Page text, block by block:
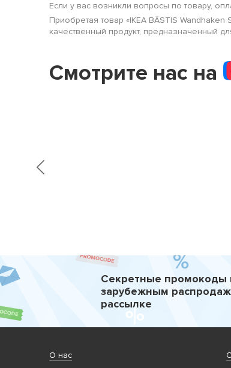
Если у вас возникли вопросы по товару,
Приобретая товар «IKEA BÄSTIS
качественный продукт, предназначенный
Смотрите нас на
Секретные промокоды
зарубежным
рассылке
О нас